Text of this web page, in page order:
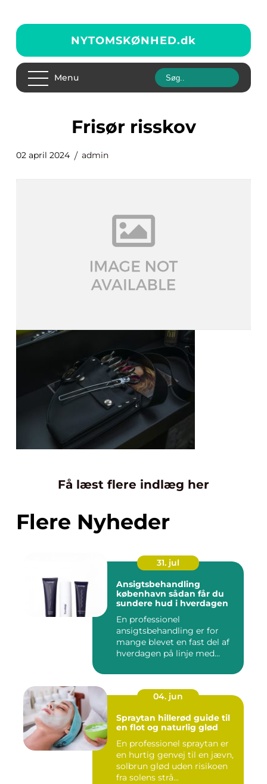
NYTOMSKØNHED.dk
Menu
Frisør risskov
02 april 2024 admin
Få læst flere indlæg her
Flere Nyheder
31. jul
Ansigtsbehandling
københavn sådan får du
sundere hud i hverdagen
En professionel
ansigtsbehandling er for
mange blevet en fast del af
hverdagen på linje med
04. jun
Spraytan hillerød guide til
en flot og naturlig glød
En professionel spraytan er
en hurtig genvej til en jævn,
solbrun glød uden risikoen
fra solens strå...